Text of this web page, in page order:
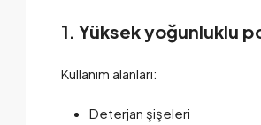
1. Yüksek yoğunluklu
Kullanım alanları:
Deterjan şişeleri